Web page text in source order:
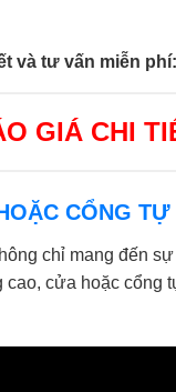
và tư vấn miễn phí:
GIÁ CHI
CỔNG
chỉ mang đến
cửa hoặc cổng